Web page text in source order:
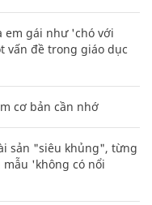
em gái như 'chó với
vấn đề trong giáo dục
cơ bản cần nhớ
sản "siêu khủng", từng
'không có nổi